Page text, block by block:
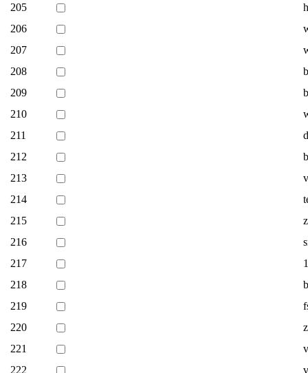
205
206
207
208
209
210
211
212
213
214
215
216
217
218
219
220
221
222